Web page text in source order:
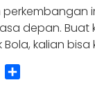
depan.
kalian bisa